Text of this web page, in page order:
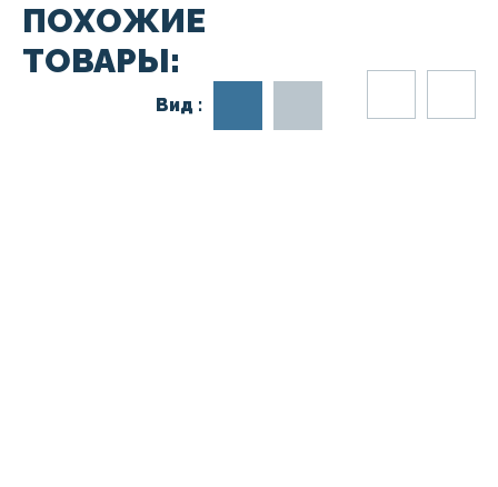
ПОХОЖИЕ
ТОВАРЫ:
Вид :